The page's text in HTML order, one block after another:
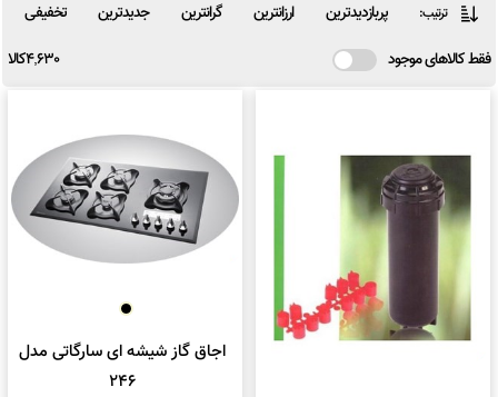
ترتیب: پربازدیدترین ارزانترین گرانترین جدیدترین
تخفیفی
فقط کالاهای موجود
4,630کالا
اجاق گاز شیشه ای سارگاتی مدل
246